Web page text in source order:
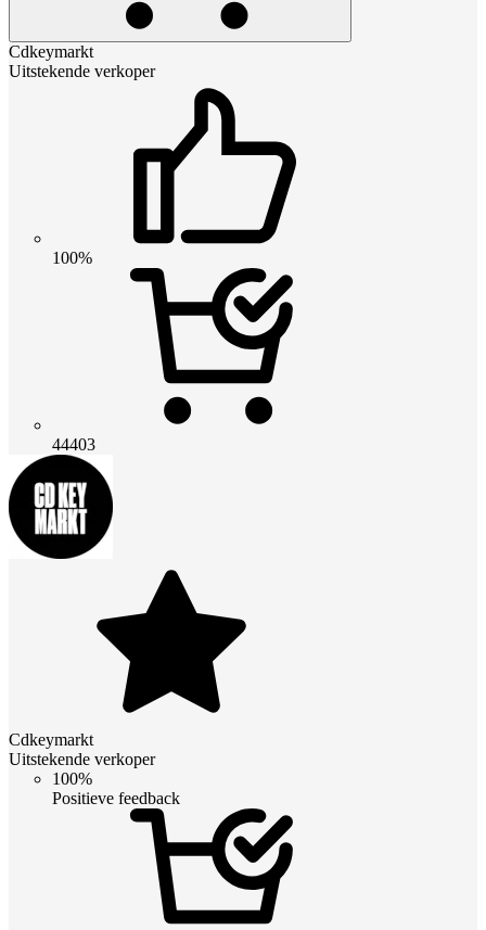
Cdkeymarkt
Uitstekende verkoper
100%
44403
Cdkeymarkt
Uitstekende verkoper
100%
Positieve feedback